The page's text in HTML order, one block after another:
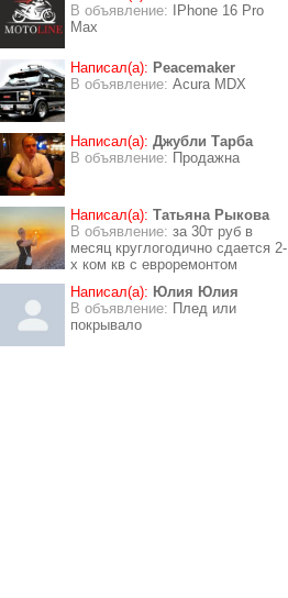
В объявление:
IPhone 16 Pro
Max
Написал(а): Peacemaker
В объявление: Acura MDX
Написал(а): Джубли Тарба
В объявление: Продажна
Написал(а): Татьяна Рыкова
В объявление: за 30т руб в
месяц круглогодично сдается 2-
х ком кв с евроремонтом
Написал(а): Юлия Юлия
В объявление: Плед или
покрывало